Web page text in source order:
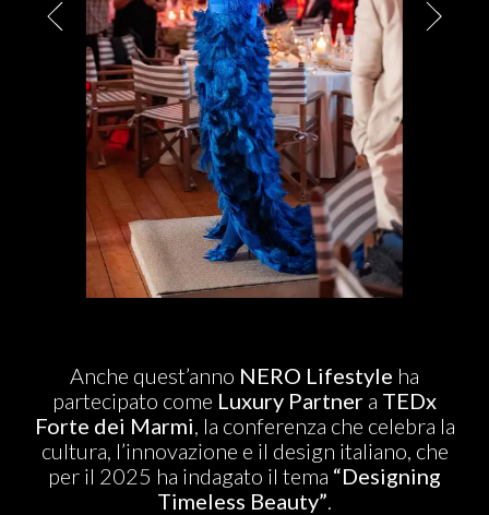
CHAMPAGNE
NEWS
ABOUT US
Anche quest’anno NERO Lifestyle ha
partecipato come Luxury Partner a TEDx
Forte dei Marmi, la conferenza che celebra la
cultura, l’innovazione e il design italiano, che
per il 2025 ha indagato il tema “Designing
Timeless Beauty”.